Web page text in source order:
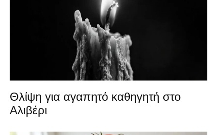
Θλίψη για αγαπητό καθηγητή στο
Αλιβέρι